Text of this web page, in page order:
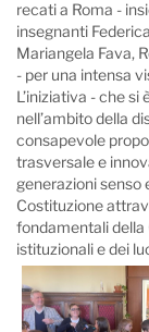
recati a Roma -
insegnanti
Mariangela Fava,
- per una intensa
L’iniziativa - che
nell’ambito della
consapevole
trasversale e
generazioni senso
Costituzione
fondamentali
istituzionali e dei